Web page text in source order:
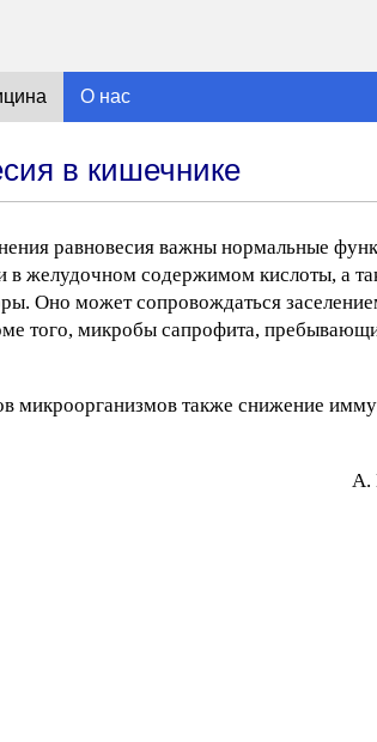
О нас
в кишечнике
равновесия важны нормальные
в желудочном содержимом кислоты, а
Оно может сопровождаться
того, микробы сапрофита,
также снижение
A.